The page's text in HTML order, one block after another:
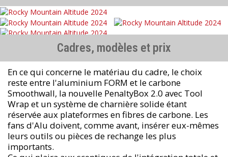
Cadres, modèles et prix
En ce qui concerne le matériau du cadre, le choix
reste entre l'aluminium FORM et le carbone
Smoothwall, la nouvelle PenaltyBox 2.0 avec Tool
Wrap et un système de charnière solide étant
réservée aux plateformes en fibres de carbone. Les
fans d'Alu doivent, comme avant, insérer eux-mêmes
leurs outils ou pièces de rechange les plus
importants.